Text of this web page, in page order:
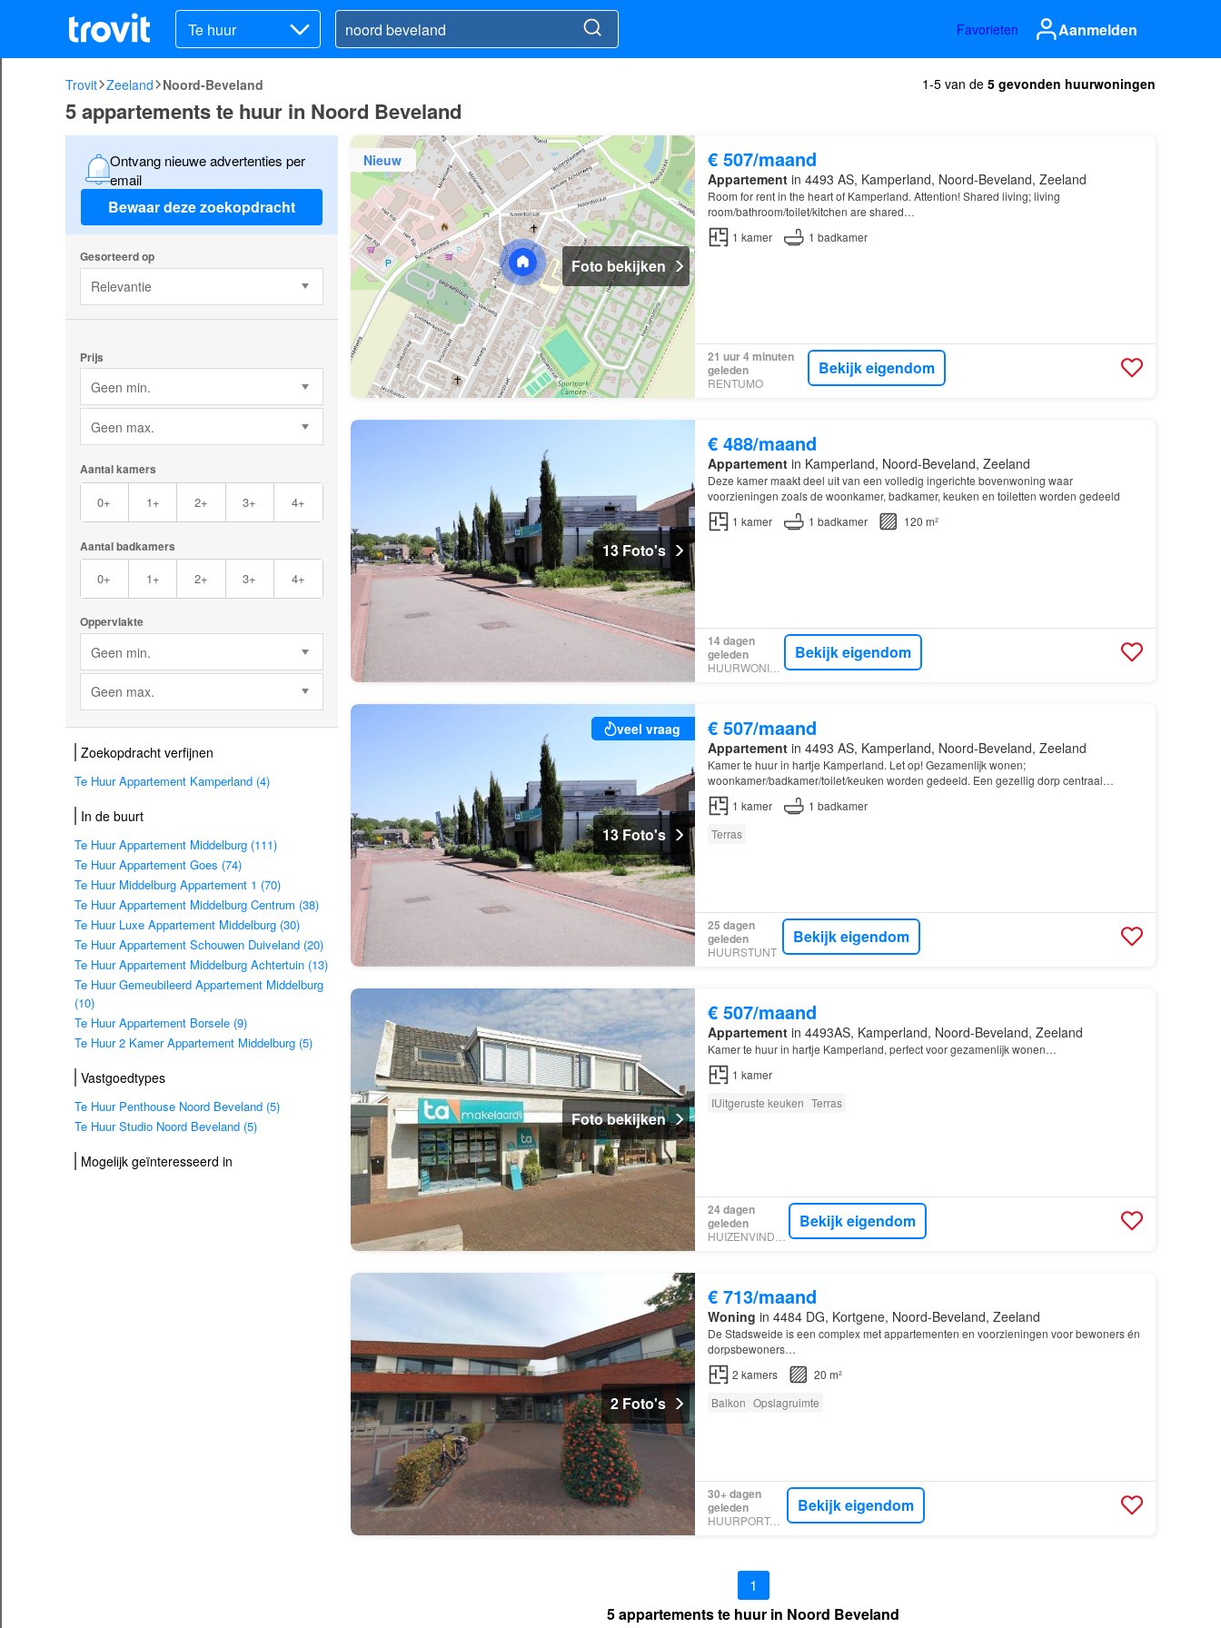
Te huur Favorieten Aanmelden
Trovit Zeeland Noord-Beveland 1-5 van de 5 gevonden huurwoningen
5 appartements te huur in Noord Beveland
Ontvang nieuwe advertenties per
email
Bewaar deze zoekopdracht
Gesorteerd op
Relevantie
Prijs
Geen min.
Geen max.
Aantal kamers
0+ 1+ 2+ 3+ 4+
Aantal badkamers
0+ 1+ 2+ 3+ 4+
Oppervlakte
Geen min.
Geen max.
Zoekopdracht verfijnen
Te Huur Appartement Kamperland (4)
In de buurt
Te Huur Appartement Middelburg (111)
Te Huur Appartement Goes (74)
Te Huur Middelburg Appartement 1 (70)
Te Huur Appartement Middelburg Centrum (38)
Te Huur Luxe Appartement Middelburg (30)
Te Huur Appartement Schouwen Duiveland (20)
Te Huur Appartement Middelburg Achtertuin (13)
Te Huur Gemeubileerd Appartement Middelburg
(10)
Te Huur Appartement Borsele (9)
Te Huur 2 Kamer Appartement Middelburg (5)
Vastgoedtypes
Te Huur Penthouse Noord Beveland (5)
Te Huur Studio Noord Beveland (5)
Mogelijk geïnteresseerd in
Nieuw
Foto bekijken
€ 507/maand
Appartementin 4493 AS, Kamperland, Noord-Beveland, Zeeland
Room for rent in the heart of Kamperland. Attention! Shared living; living
room/bathroom/toilet/kitchen are shared…
1 kamer 1 badkamer
21 uur 4 minuten
geleden
RENTUMO
Bekijk eigendom
13 Foto's
€ 488/maand
Appartementin Kamperland, Noord-Beveland, Zeeland
Deze kamer maakt deel uit van een volledig ingerichte bovenwoning waar
voorzieningen zoals de woonkamer, badkamer, keuken en toiletten worden gedeeld
1 kamer 1 badkamer 120 m²
14 dagen
geleden
HUURWONINGEN
Bekijk eigendom
veel vraag
13 Foto's
€ 507/maand
Appartementin 4493 AS, Kamperland, Noord-Beveland, Zeeland
Kamer te huur in hartje Kamperland. Let op! Gezamenlijk wonen;
woonkamer/badkamer/toilet/keuken worden gedeeld. Een gezellig dorp centraal
gelegen tussen Middelburg/Goes/Zierikzee (allen ca. 20 busminuten reistijd)…
1 kamer 1 badkamer
Terras
25 dagen
geleden
HUURSTUNT
Bekijk eigendom
Foto bekijken
€ 507/maand
Appartementin 4493AS, Kamperland, Noord-Beveland, Zeeland
Kamer te huur in hartje Kamperland, perfect voor gezamenlijk wonen…
1 kamer
IUitgeruste keuken Terras
24 dagen
geleden
HUIZENVINDER.NL
Bekijk eigendom
2 Foto's
€ 713/maand
Woning in 4484 DG, Kortgene, Noord-Beveland, Zeeland
De Stadsweide is een complex met appartementen en voorzieningen voor bewoners én
dorpsbewoners…
2 kamers
20 m²
Balkon Opslagruimte
30+ dagen
geleden
HUURPORTAAL
Bekijk eigendom
1
5 appartements te huur in Noord Beveland